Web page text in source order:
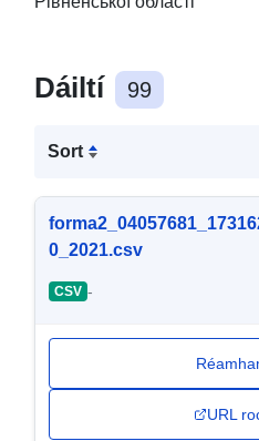
Dáiltí 99
Sort
0_2021.csv
CSV -
URL